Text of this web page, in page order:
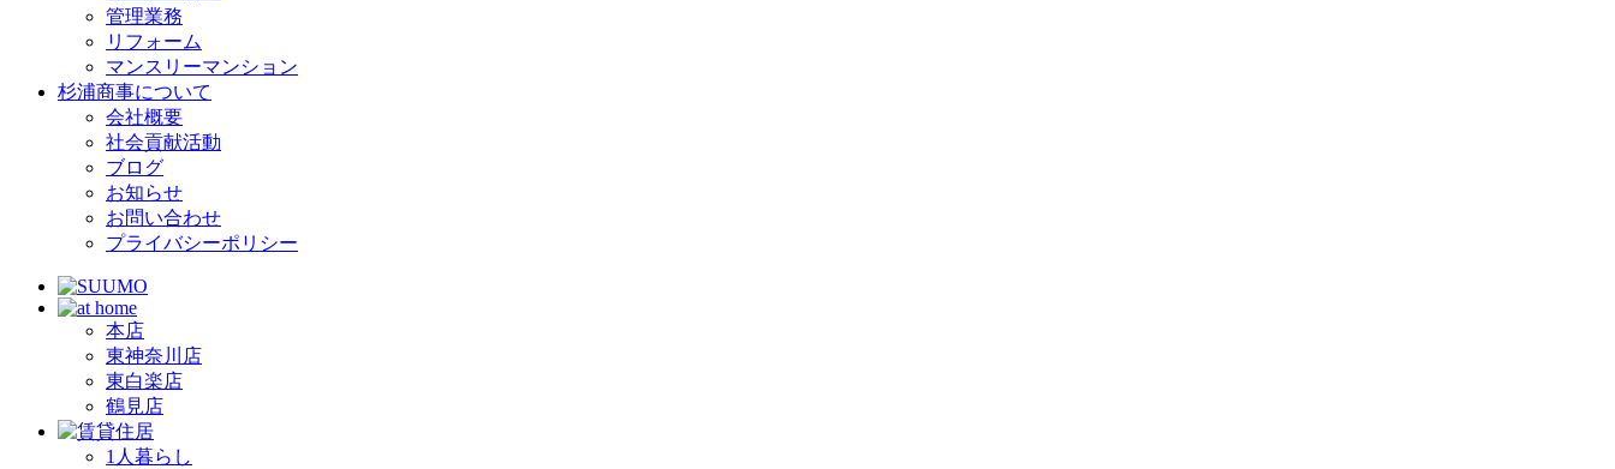
管理業務
リフォーム
マンスリーマンション
杉浦商事について
会社概要
社会貢献活動
ブログ
お知らせ
お問い合わせ
プライバシーポリシー
本店
東神奈川店
東白楽店
鶴見店
1人暮らし